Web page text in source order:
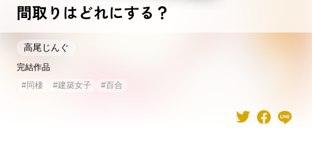
間取りはどれにする？
高尾じんぐ
完結作品
#同棲 #建築女子 #百合